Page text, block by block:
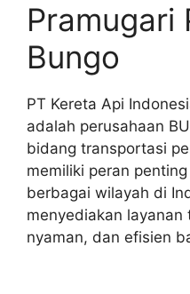
Pramugari
Bungo
PT Kereta Api
adalah perusahaan
bidang transportasi
memiliki peran
berbagai wilayah di
menyediakan
nyaman, dan efisien